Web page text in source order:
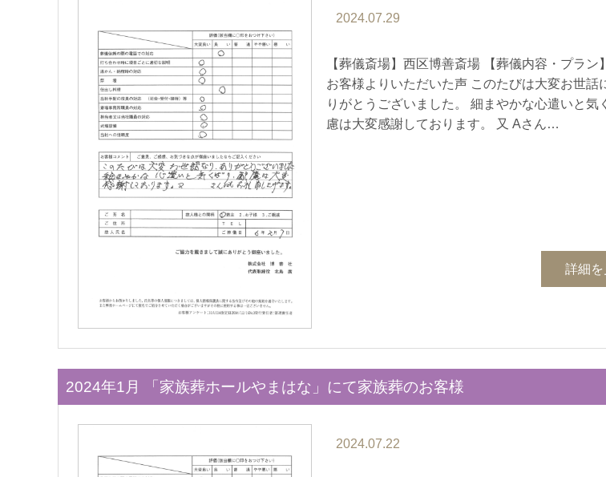
2024.07.29
【葬儀斎場】西区博善斎場 【葬儀内容・プラン
お客様よりいただいた声 このたびは大変お世話
りがとうございました。 細まやかな心遣いと気
慮は大変感謝しております。 又 Aさん…
詳細を
2024年1月 「家族葬ホールやまはな」にて家族葬のお客様
2024.07.22